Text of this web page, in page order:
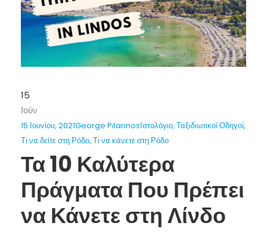
15
Ιούν
15 Ιουνίου, 2021George PilarinosΙστολόγιο, Ταξιδιωτικοί Οδηγοί,
Τι να δείτε στη Ρόδο, Τι να κάνετε στη Ρόδο
Τα 10 Καλύτερα
Πράγματα Που Πρέπει
να Κάνετε στη Λίνδο